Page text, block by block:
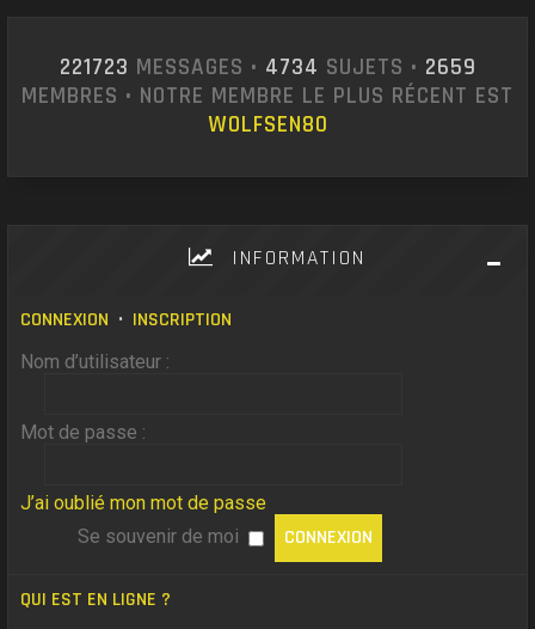
221723 MESSAGES • 4734 SUJETS • 2659
MEMBRES • NOTRE MEMBRE LE PLUS RÉCENT EST
WOLFSEN80
INFORMATION
CONNEXION • INSCRIPTION
Nom d’utilisateur :
Mot de passe :
J’ai oublié mon mot de passe
Se souvenir de moi
QUI EST EN LIGNE ?